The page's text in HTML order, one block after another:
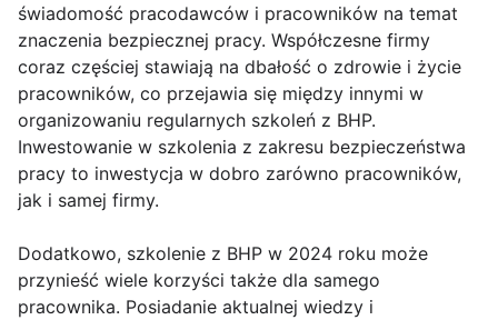
świadomość pracodawców i pracowników na temat
znaczenia bezpiecznej pracy. Współczesne firmy
coraz częściej stawiają na dbałość o zdrowie i życie
pracowników, co przejawia się między innymi w
organizowaniu regularnych szkoleń z BHP.
Inwestowanie w szkolenia z zakresu bezpieczeństwa
pracy to inwestycja w dobro zarówno pracowników,
jak i samej firmy.
Dodatkowo, szkolenie z BHP w 2024 roku może
przynieść wiele korzyści także dla samego
pracownika. Posiadanie aktualnej wiedzy i